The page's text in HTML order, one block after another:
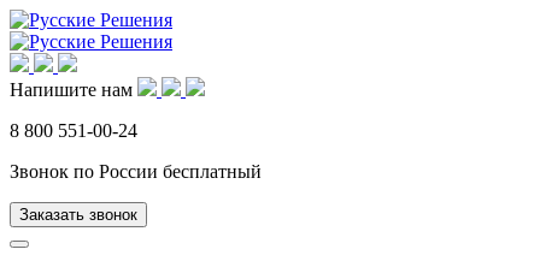
Напишите нам
8 800 551-00-24
Звонок по России бесплатный
Заказать звонок